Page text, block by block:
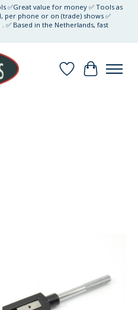
✅Great value for money ✅ Tools as
per phone or on (trade) shows ✅
. ✅ Based in the Netherlands, fast
Wunschzettel
Ihr